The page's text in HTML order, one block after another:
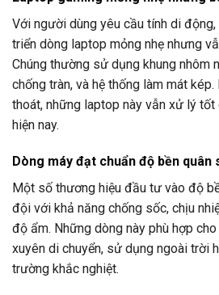
Với người dùng yêu cầu tính di động,
triển dòng laptop mỏng nhẹ nhưng
Chúng thường sử dụng khung nhôm
chống tràn, và hệ thống làm mát
thoát, những laptop này vẫn xử lý
hiện nay.
Dòng máy đạt chuẩn độ bền quân
Một số thương hiệu đầu tư vào độ
đội với khả năng chống sốc, chịu
độ ẩm. Những dòng này phù hợp
xuyên di chuyển, sử dụng ngoài trời
trường khắc nghiệt.